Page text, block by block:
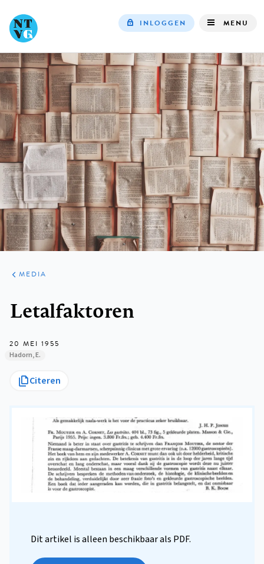
navigation
INLOGGEN MENU
ARTIKELEN
VARIA
MEDIA
Letalfaktoren
20 MEI 1955
Hadorn, E.
Citeren
Dit artikel is alleen beschikbaar als PDF.